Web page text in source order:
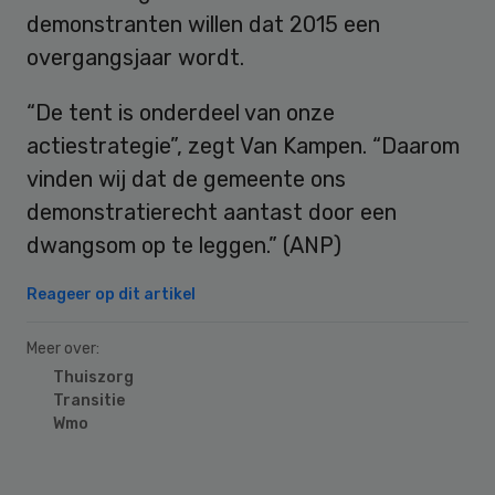
demonstranten willen dat 2015 een
overgangsjaar wordt.
“De tent is onderdeel van onze
actiestrategie”, zegt Van Kampen. “Daarom
vinden wij dat de gemeente ons
demonstratierecht aantast door een
dwangsom op te leggen.” (ANP)
Reageer op dit artikel
Meer over:
Thuiszorg
Transitie
Wmo